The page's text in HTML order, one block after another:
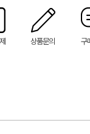
상품문의 구